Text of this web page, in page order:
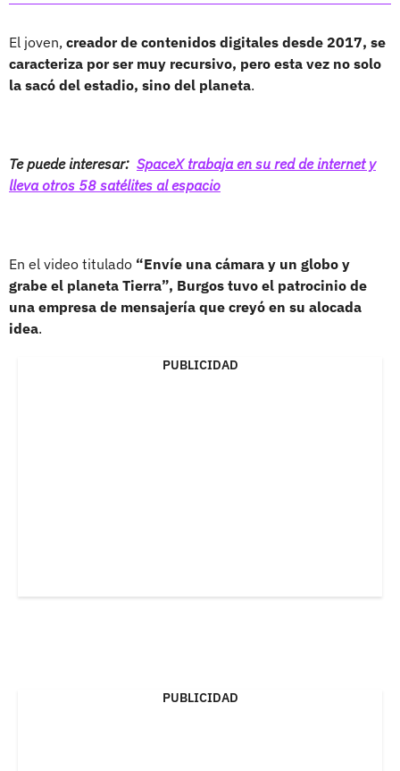
El joven, creador de contenidos digitales desde 2017, se
caracteriza por ser muy recursivo, pero esta vez no solo
la sacó del estadio, sino del planeta.
Te puede interesar: SpaceX trabaja en su red de internet y
lleva otros 58 satélites al espacio
En el video titulado “Envíe una cámara y un globo y
grabe el planeta Tierra”, Burgos tuvo el patrocinio de
una empresa de mensajería que creyó en su alocada
idea.
PUBLICIDAD
PUBLICIDAD